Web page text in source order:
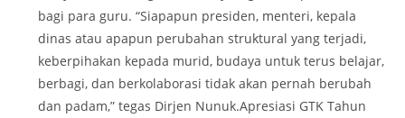
bagi para guru. “Siapapun presiden, menteri, kepala
dinas atau apapun perubahan struktural yang terjadi,
keberpihakan kepada murid, budaya untuk terus belajar,
berbagi, dan berkolaborasi tidak akan pernah berubah
dan padam,” tegas Dirjen Nunuk.Apresiasi GTK Tahun